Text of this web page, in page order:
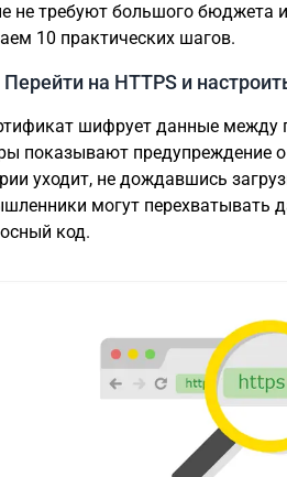
не требуют большого бюджета
10 практических шагов.
на HTTPS и
шифрует данные между
показывают предупреждение
уходит, не дождавшись
могут перехватывать
код.